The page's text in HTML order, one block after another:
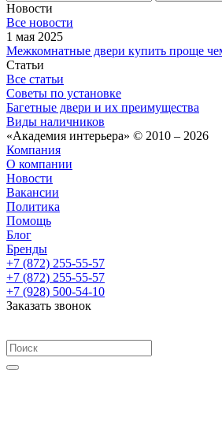
Новости
Все новости
1 мая 2025
Межкомнатные двери купить проще
Статьи
Все статьи
Советы по установке
Багетные двери и их преимущества
Виды наличников
«Академия интерьера» © 2010 – 2026
Компания
О компании
Новости
Вакансии
Политика
Помощь
Блог
Бренды
+7 (872) 255-55-57
+7 (872) 255-55-57
+7 (928) 500-54-10
Заказать звонок